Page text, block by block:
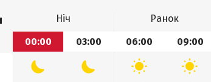
Ніч Ранок
00:00
03:00 06:00 09:00